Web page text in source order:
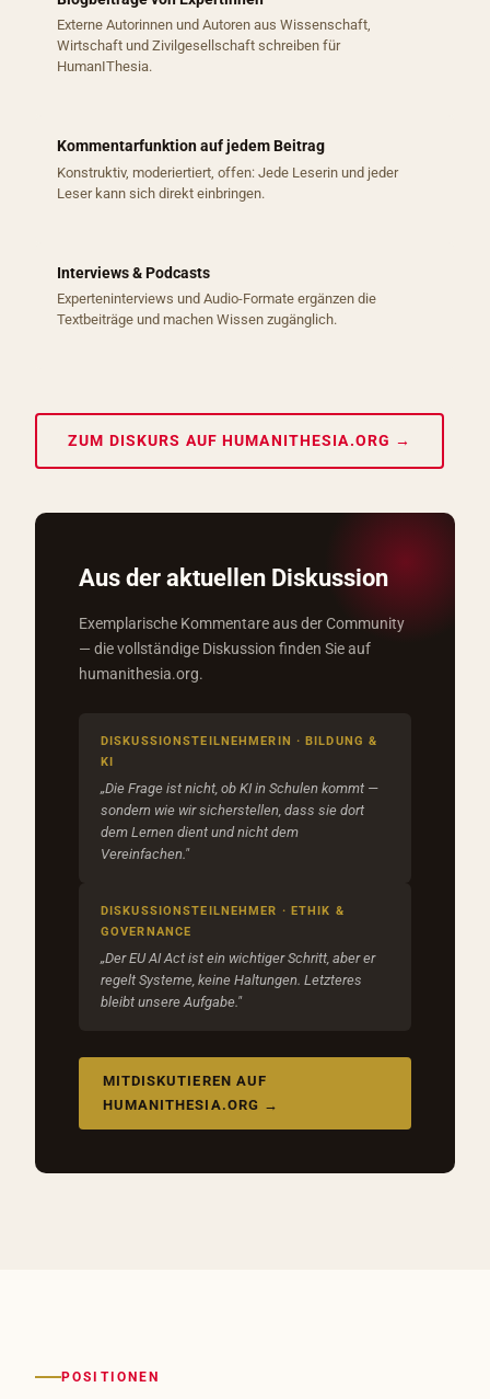
Externe Autorinnen und Autoren aus Wissenschaft,
Wirtschaft und Zivilgesellschaft schreiben für
HumanIThesia.
Kommentarfunktion auf jedem Beitrag
Konstruktiv, moderiertiert, offen: Jede Leserin und jeder
Leser kann sich direkt einbringen.
Interviews & Podcasts
Experteninterviews und Audio-Formate ergänzen die
Textbeiträge und machen Wissen zugänglich.
ZUM DISKURS AUF HUMANITHESIA.ORG →
Aus der aktuellen Diskussion
Exemplarische Kommentare aus der Community
— die vollständige Diskussion finden Sie auf
humanithesia.org.
DISKUSSIONSTEILNEHMERIN · BILDUNG &
KI
„Die Frage ist nicht, ob KI in Schulen kommt —
sondern wie wir sicherstellen, dass sie dort
dem Lernen dient und nicht dem
Vereinfachen."
DISKUSSIONSTEILNEHMER · ETHIK &
GOVERNANCE
„Der EU AI Act ist ein wichtiger Schritt, aber er
regelt Systeme, keine Haltungen. Letzteres
bleibt unsere Aufgabe."
MITDISKUTIEREN AUF
HUMANITHESIA.ORG →
POSITIONEN